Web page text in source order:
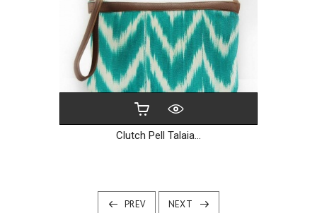
Clutch Pell Talaia...
PREV NEXT